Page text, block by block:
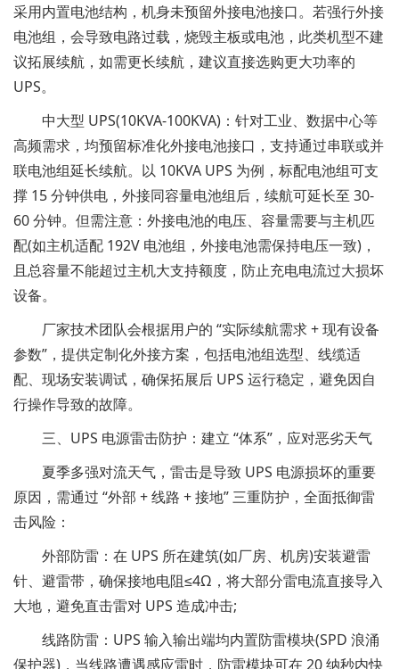
采用内置电池结构，机身未预留外接电池接口。若强行外接
电池组，会导致电路过载，烧毁主板或电池，此类机型不建
议拓展续航，如需更长续航，建议直接选购更大功率的
UPS。
中大型 UPS(10KVA-100KVA)：针对工业、数据中心等
高频需求，均预留标准化外接电池接口，支持通过串联或并
联电池组延长续航。以 10KVA UPS 为例，标配电池组可支
撑 15 分钟供电，外接同容量电池组后，续航可延长至 30-
60 分钟。但需注意：外接电池的电压、容量需要与主机匹
配(如主机适配 192V 电池组，外接电池需保持电压一致)，
且总容量不能超过主机大支持额度，防止充电电流过大损坏
设备。
厂家技术团队会根据用户的 “实际续航需求 + 现有设备
参数”，提供定制化外接方案，包括电池组选型、线缆适
配、现场安装调试，确保拓展后 UPS 运行稳定，避免因自
行操作导致的故障。
三、UPS 电源雷击防护：建立 “体系”，应对恶劣天气
夏季多强对流天气，雷击是导致 UPS 电源损坏的重要
原因，需通过 “外部 + 线路 + 接地” 三重防护，全面抵御雷
击风险：
外部防雷：在 UPS 所在建筑(如厂房、机房)安装避雷
针、避雷带，确保接地电阻≤4Ω，将大部分雷电流直接导入
大地，避免直击雷对 UPS 造成冲击;
线路防雷：UPS 输入输出端均内置防雷模块(SPD 浪涌
保护器)，当线路遭遇感应雷时，防雷模块可在 20 纳秒内快